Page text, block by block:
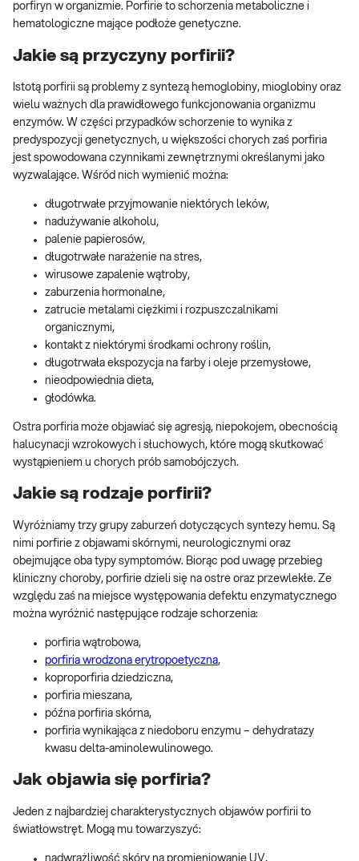
porfiryn w organizmie. Porfirie to schorzenia metaboliczne i
hematologiczne mające podłoże genetyczne.
Jakie są przyczyny porfirii?
Istotą porfirii są problemy z syntezą hemoglobiny, mioglobiny oraz
wielu ważnych dla prawidłowego funkcjonowania organizmu
enzymów. W części przypadków schorzenie to wynika z
predyspozycji genetycznych, u większości chorych zaś porfiria
jest spowodowana czynnikami zewnętrznymi określanymi jako
wyzwalające. Wśród nich wymienić można:
długotrwałe przyjmowanie niektórych leków,
nadużywanie alkoholu,
palenie papierosów,
długotrwałe narażenie na stres,
wirusowe zapalenie wątroby,
zaburzenia hormonalne,
zatrucie metalami ciężkimi i rozpuszczalnikami
organicznymi,
kontakt z niektórymi środkami ochrony roślin,
długotrwała ekspozycja na farby i oleje przemysłowe,
nieodpowiednia dieta,
głodówka.
Ostra porfiria może objawiać się agresją, niepokojem, obecnością
halucynacji wzrokowych i słuchowych, które mogą skutkować
wystąpieniem u chorych prób samobójczych.
Jakie są rodzaje porfirii?
Wyróżniamy trzy grupy zaburzeń dotyczących syntezy hemu. Są
nimi porfirie z objawami skórnymi, neurologicznymi oraz
obejmujące oba typy symptomów. Biorąc pod uwagę przebieg
kliniczny choroby, porfirie dzieli się na ostre oraz przewlekłe. Ze
względu zaś na miejsce występowania defektu enzymatycznego
można wyróżnić następujące rodzaje schorzenia:
porfiria wątrobowa,
porfiria wrodzona erytropoetyczna,
koproporfiria dziedziczna,
porfiria mieszana,
późna porfiria skórna,
porfiria wynikająca z niedoboru enzymu – dehydratazy
kwasu delta-aminolewulinowego.
Jak objawia się porfiria?
Jeden z najbardziej charakterystycznych objawów porfirii to
światłowstręt. Mogą mu towarzyszyć:
nadwrażliwość skóry na promieniowanie UV,